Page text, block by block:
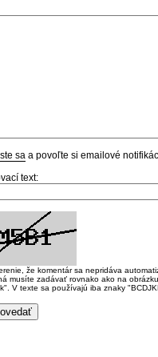
sa a povoľte si emailové
text:
že komentár sa nepridáva
musíte zadávať rovnako ako na
V texte sa používajú iba znaky